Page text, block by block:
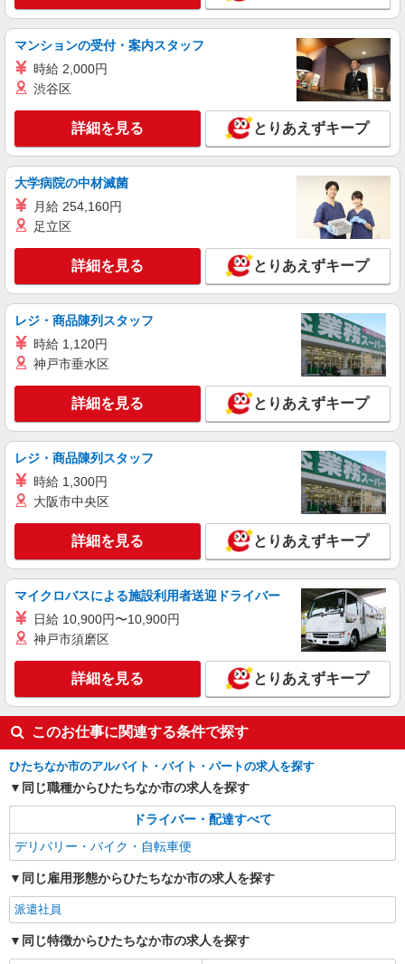
マンションの受付・案内スタッフ
時給 2,000円
渋谷区
詳細を見る とりあえずキープ
大学病院の中材滅菌
月給 254,160円
足立区
詳細を見る とりあえずキープ
レジ・商品陳列スタッフ
時給 1,120円
神戸市垂水区
詳細を見る とりあえずキープ
レジ・商品陳列スタッフ
時給 1,300円
大阪市中央区
詳細を見る とりあえずキープ
マイクロバスによる施設利用者送迎ドライバー
日給 10,900円〜10,900円
神戸市須磨区
詳細を見る とりあえずキープ
このお仕事に関連する条件で探す
ひたちなか市のアルバイト・バイト・パートの求人を探す
同じ職種からひたちなか市の求人を探す
ドライバー・配達すべて
デリバリー・バイク・自転車便
同じ雇用形態からひたちなか市の求人を探す
派遣社員
同じ特徴からひたちなか市の求人を探す